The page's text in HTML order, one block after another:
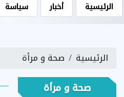
الرئيسية أخبار سياسة
الرئيسية صحة و مرأة
صحة و مرأة